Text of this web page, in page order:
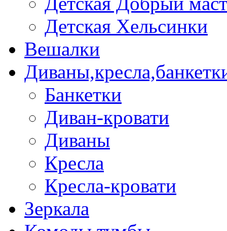
Детская Хельсинки
Вешалки
Банкетки
Диван-кровати
Диваны
Кресла
Кресла-кровати
Зеркала